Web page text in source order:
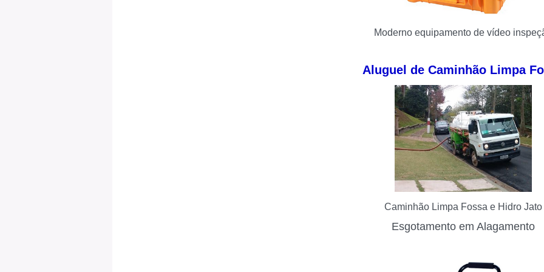
Moderno equipamento de vídeo
Aluguel de Caminhão Limpa
Caminhão Limpa Fossa e Hidro Jato
Esgotamento em Alagamento